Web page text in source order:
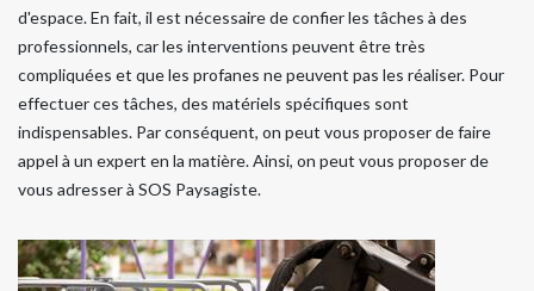
d'espace. En fait, il est nécessaire de confier les tâches à des
professionnels, car les interventions peuvent être très
compliquées et que les profanes ne peuvent pas les réaliser. Pour
effectuer ces tâches, des matériels spécifiques sont
indispensables. Par conséquent, on peut vous proposer de faire
appel à un expert en la matière. Ainsi, on peut vous proposer de
vous adresser à SOS Paysagiste.